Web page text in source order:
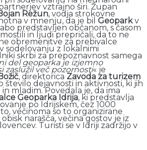
vztrajno širi. Župan
Režun, vodja strokovne
v mnenju, da je bil Geoparkv
predstavljen občanom, s časom
in ljudi prepričali, da to ne
obremenitve za prebivalce
sodelovanju z lokalnimi
skrbi za prepoznavnost samega
del geoparka je izjemno
zaslužil več pozornosti« je
, direktorica Zavoda za turizem
število dejavnosti in aktivnosti, ki jih
mladim. Povedala je, da ima
Geoparka Idrija, ki predstavlja
po Idrijskem, čez 1000
večinoma so to organizirane
narašča, večina gostov je iz
Turisti se v Idriji zadržijo v